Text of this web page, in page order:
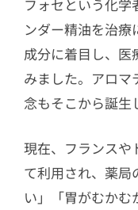
フォセという化
ンダー精油を治
成分に着目し、医
みました。アロ
念もそこから誕生
現在、フランスや
て利用され、薬局
い」「胃がむか